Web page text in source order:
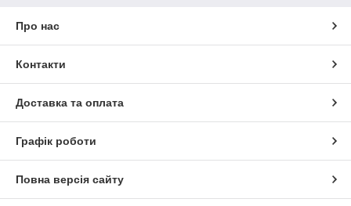
Про нас
Контакти
Доставка та оплата
Графік роботи
Повна версія сайту